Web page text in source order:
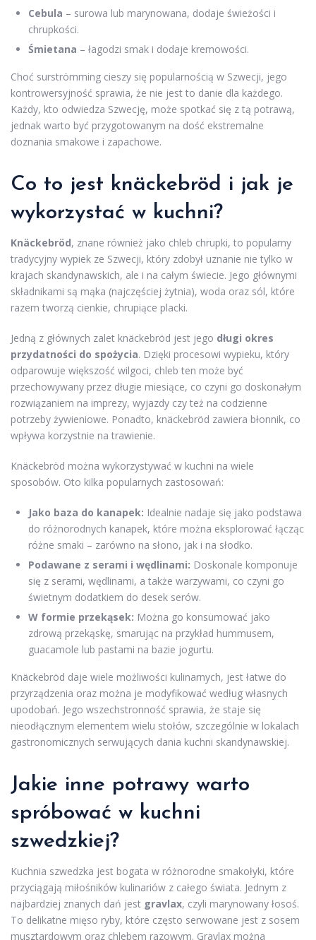
Cebula – surowa lub marynowana, dodaje świeżości i
chrupkości.
Śmietana – łagodzi smak i dodaje kremowości.
Choć surströmming cieszy się popularnością w Szwecji, jego
kontrowersyjność sprawia, że nie jest to danie dla każdego.
Każdy, kto odwiedza Szwecję, może spotkać się z tą potrawą,
jednak warto być przygotowanym na dość ekstremalne
doznania smakowe i zapachowe.
Co to jest knäckebröd i jak je
wykorzystać w kuchni?
Knäckebröd, znane również jako chleb chrupki, to popularny
tradycyjny wypiek ze Szwecji, który zdobył uznanie nie tylko w
krajach skandynawskich, ale i na całym świecie. Jego głównymi
składnikami są mąka (najczęściej żytnia), woda oraz sól, które
razem tworzą cienkie, chrupiące placki.
Jedną z głównych zalet knäckebröd jest jego długi okres
przydatności do spożycia. Dzięki procesowi wypieku, który
odparowuje większość wilgoci, chleb ten może być
przechowywany przez długie miesiące, co czyni go doskonałym
rozwiązaniem na imprezy, wyjazdy czy też na codzienne
potrzeby żywieniowe. Ponadto, knäckebröd zawiera błonnik, co
wpływa korzystnie na trawienie.
Knäckebröd można wykorzystywać w kuchni na wiele
sposobów. Oto kilka popularnych zastosowań:
Jako baza do kanapek: Idealnie nadaje się jako podstawa
do różnorodnych kanapek, które można eksplorować łącząc
różne smaki – zarówno na słono, jak i na słodko.
Podawane z serami i wędlinami: Doskonale komponuje
się z serami, wędlinami, a także warzywami, co czyni go
świetnym dodatkiem do desek serów.
W formie przekąsek: Można go konsumować jako
zdrową przekąskę, smarując na przykład hummusem,
guacamole lub pastami na bazie jogurtu.
Knäckebröd daje wiele możliwości kulinarnych, jest łatwe do
przyrządzenia oraz można je modyfikować według własnych
upodobań. Jego wszechstronność sprawia, że staje się
nieodłącznym elementem wielu stołów, szczególnie w lokalach
gastronomicznych serwujących dania kuchni skandynawskiej.
Jakie inne potrawy warto
spróbować w kuchni
szwedzkiej?
Kuchnia szwedzka jest bogata w różnorodne smakołyki, które
przyciągają miłośników kulinariów z całego świata. Jednym z
najbardziej znanych dań jest gravlax, czyli marynowany łosoś.
To delikatne mięso ryby, które często serwowane jest z sosem
musztardowym oraz chlebem razowym. Gravlax można